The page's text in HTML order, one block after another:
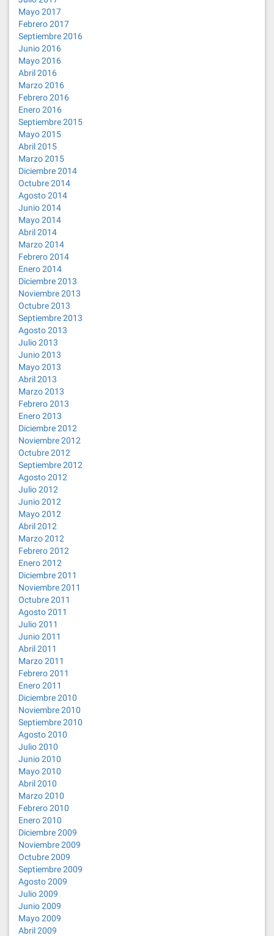
Mayo 2017
Febrero 2017
Septiembre 2016
Junio 2016
Mayo 2016
Abril 2016
Marzo 2016
Febrero 2016
Enero 2016
Septiembre 2015
Mayo 2015
Abril 2015
Marzo 2015
Diciembre 2014
Octubre 2014
Agosto 2014
Junio 2014
Mayo 2014
Abril 2014
Marzo 2014
Febrero 2014
Enero 2014
Diciembre 2013
Noviembre 2013
Octubre 2013
Septiembre 2013
Agosto 2013
Julio 2013
Junio 2013
Mayo 2013
Abril 2013
Marzo 2013
Febrero 2013
Enero 2013
Diciembre 2012
Noviembre 2012
Octubre 2012
Septiembre 2012
Agosto 2012
Julio 2012
Junio 2012
Mayo 2012
Abril 2012
Marzo 2012
Febrero 2012
Enero 2012
Diciembre 2011
Noviembre 2011
Octubre 2011
Agosto 2011
Julio 2011
Junio 2011
Abril 2011
Marzo 2011
Febrero 2011
Enero 2011
Diciembre 2010
Noviembre 2010
Septiembre 2010
Agosto 2010
Julio 2010
Junio 2010
Mayo 2010
Abril 2010
Marzo 2010
Febrero 2010
Enero 2010
Diciembre 2009
Noviembre 2009
Octubre 2009
Septiembre 2009
Agosto 2009
Julio 2009
Junio 2009
Mayo 2009
Abril 2009